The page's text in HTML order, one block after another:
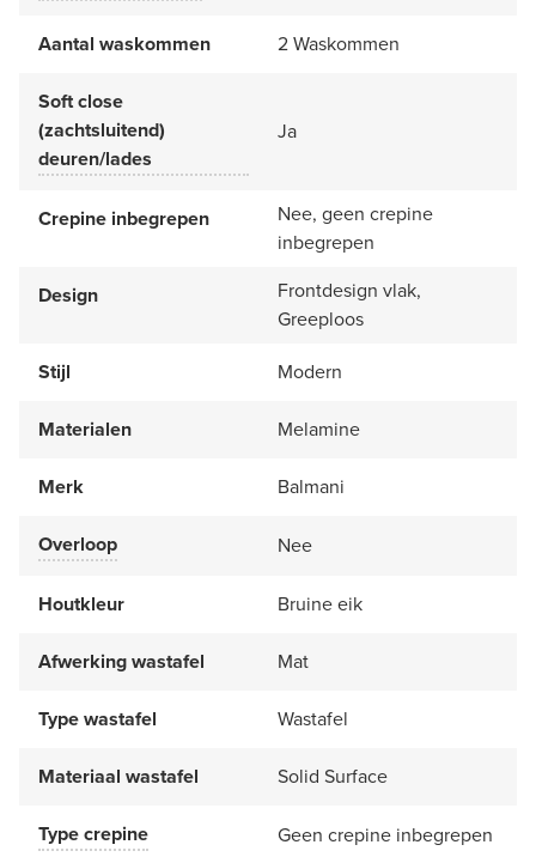
Aantal waskommen 2 Waskommen
Soft close
(zachtsluitend)
deuren/lades
Ja
Crepine inbegrepen
Nee, geen crepine
inbegrepen
Design
Frontdesign vlak,
Greeploos
Stijl
Modern
Materialen Melamine
Merk Balmani
Overloop Nee
Houtkleur Bruine eik
Afwerking wastafel Mat
Type wastafel Wastafel
Materiaal wastafel Solid Surface
Type crepine Geen crepine inbegrepen